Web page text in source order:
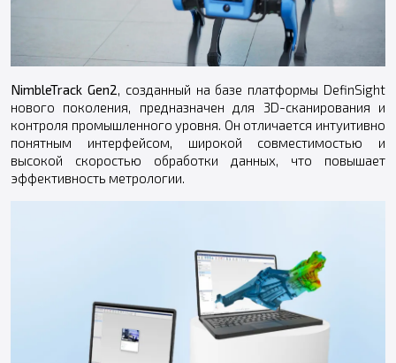
NimbleTrack Gen2, созданный на базе платформы DefinSight
нового поколения, предназначен для 3D-сканирования и
контроля промышленного уровня. Он отличается интуитивно
понятным интерфейсом, широкой совместимостью и
высокой скоростью обработки данных, что повышает
эффективность метрологии.